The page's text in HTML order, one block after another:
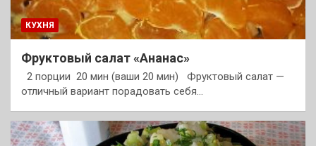
КУХНЯ
Фруктовый салат «Ананас»
2 порции 20 мин (ваши 20 мин) Фруктовый салат —
отличный вариант порадовать себя…